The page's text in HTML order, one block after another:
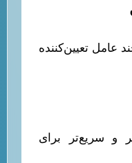
تاثیر چند عامل تعیین‌کننده
و سریع‌تر برای